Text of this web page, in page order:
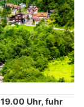
Uhr, fuhr